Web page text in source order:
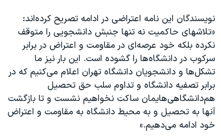
نویسندگان این نامه اعتراضی در ادامه تصریح کرده‌اند:
«تلاشهای حاکمیت نه تنها جنبش دانشجویی را متوقف
نکرده بلکه خود عرصه‌ای در مقاومت و اعتراض در برابر
سرکوب در دانشگاه‌ها را گشوده است. این‌ بار نیز ما
تشکل‌ها و دانشجویان دانشگاه تهران اعلام می‌کنیم که در
برابر تصفیه‌ دانشگاه و تداوم سلب حق تحصیل
هم‌دانشگاهی‌هایمان ساکت نخواهیم نشست و تا بازگشت
آنها به تحصیل و به محیط دانشگاه به مقاومت و اعتراض
خود ادامه می‌دهیم.»